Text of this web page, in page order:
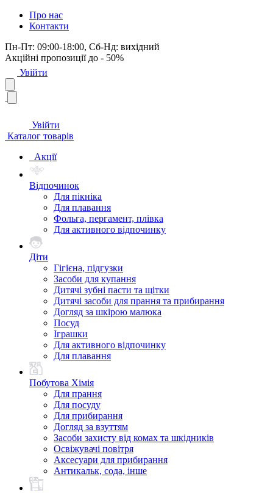
Про нас
Контакти
Пн-Пт: 09:00-18:00, Сб-Нд: вихідний
Акційні пропозиції до - 50%
Увійти
Увійти
Каталог товарів
Акції
Відпочинок
Для пікніка
Для плавання
Фольга, пергамент, плівка
Для активного відпочинку
Діти
Гігієна, підгузки
Засоби для купання
Дитячі зубні пасти та щітки
Дитячі засоби для прання та прибирання
Догляд за шкірою малюка
Посуд
Іграшки
Для активного відпочинку
Для плавання
Побутова Хімія
Для прання
Для посуду
Для прибирання
Догляд за взуттям
Засоби захисту від комах та шкідників
Освіжувачі повітря
Аксесуари для прибирання
Антикальк, сода, інше